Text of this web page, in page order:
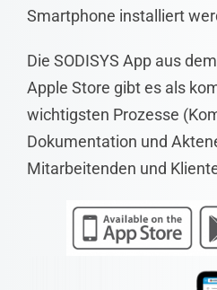
Smartphone installiert
Die SODISYS App aus
Apple Store gibt es als
wichtigsten Prozesse
Dokumentation und
Mitarbeitenden und